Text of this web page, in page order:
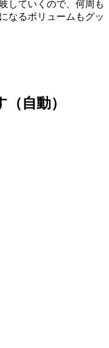
していくので、何周も
なるボリュームもグッ
自動）